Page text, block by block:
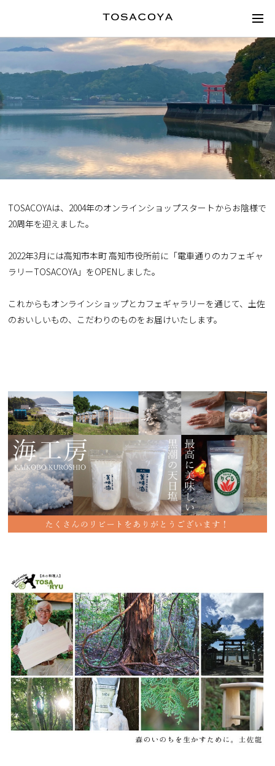
TOSACOYAは、2004年のオンラインショップスタートからお陰様で
20周年を迎えました。
2022年3月には高知市本町 高知市役所前に「電車通りのカフェギャ
ラリーTOSACOYA」をOPENしました。
これからもオンラインショップとカフェギャラリーを通じて、土佐
のおいしいもの、こだわりのものをお届けいたします。